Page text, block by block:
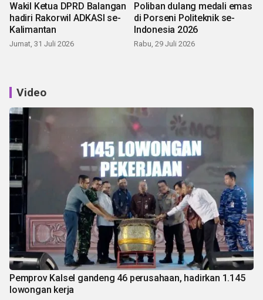
Wakil Ketua DPRD Balangan
hadiri Rakorwil ADKASI se-
Kalimantan
Jumat, 31 Juli 2026
Poliban dulang medali emas
di Porseni Politeknik se-
Indonesia 2026
Rabu, 29 Juli 2026
Video
Pemprov Kalsel gandeng 46 perusahaan, hadirkan 1.145
lowongan kerja